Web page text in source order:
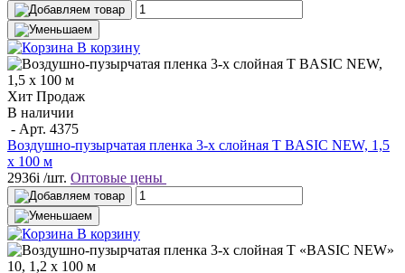
В корзину
Хит Продаж
В наличии
- Арт. 4375
Воздушно-пузырчатая пленка 3-х слойная T BASIC NEW, 1,5
х 100 м
2936i /шт. Оптовые цены
В корзину